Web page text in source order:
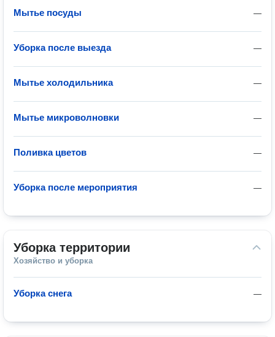
—
Мытье посуды
—
Уборка после выезда
—
Мытье холодильника
—
Мытье микроволновки
—
Поливка цветов
—
Уборка после мероприятия
Уборка территории
Хозяйство и уборка
—
Уборка снега